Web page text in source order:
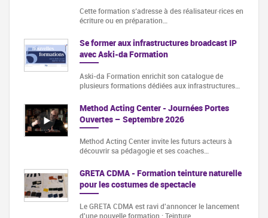
Cette formation s‘adresse à des réalisateur·rices en
écriture ou en préparation…
Se former aux infrastructures broadcast IP
avec Aski-da Formation
Aski-da Formation enrichit son catalogue de
plusieurs formations dédiées aux infrastructures…
Method Acting Center - Journées Portes
Ouvertes – Septembre 2026
Method Acting Center invite les futurs acteurs à
découvrir sa pédagogie et ses coaches…
GRETA CDMA - Formation teinture naturelle
pour les costumes de spectacle
Le GRETA CDMA est ravi d'annoncer le lancement
d'une nouvelle formation : Teinture…